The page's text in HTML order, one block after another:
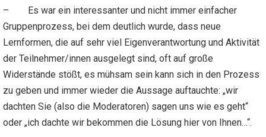
– Es war ein interessanter und nicht immer einfacher
Gruppenprozess, bei dem deutlich wurde, dass neue
Lernformen, die auf sehr viel Eigenverantwortung und Aktivität
der Teilnehmer/innen ausgelegt sind, oft auf große
Widerstände stößt, es mühsam sein kann sich in den Prozess
zu geben und immer wieder die Aussage auftauchte: „wir
dachten Sie (also die Moderatoren) sagen uns wie es geht“
oder „ich dachte wir bekommen die Lösung hier von Ihnen…“.